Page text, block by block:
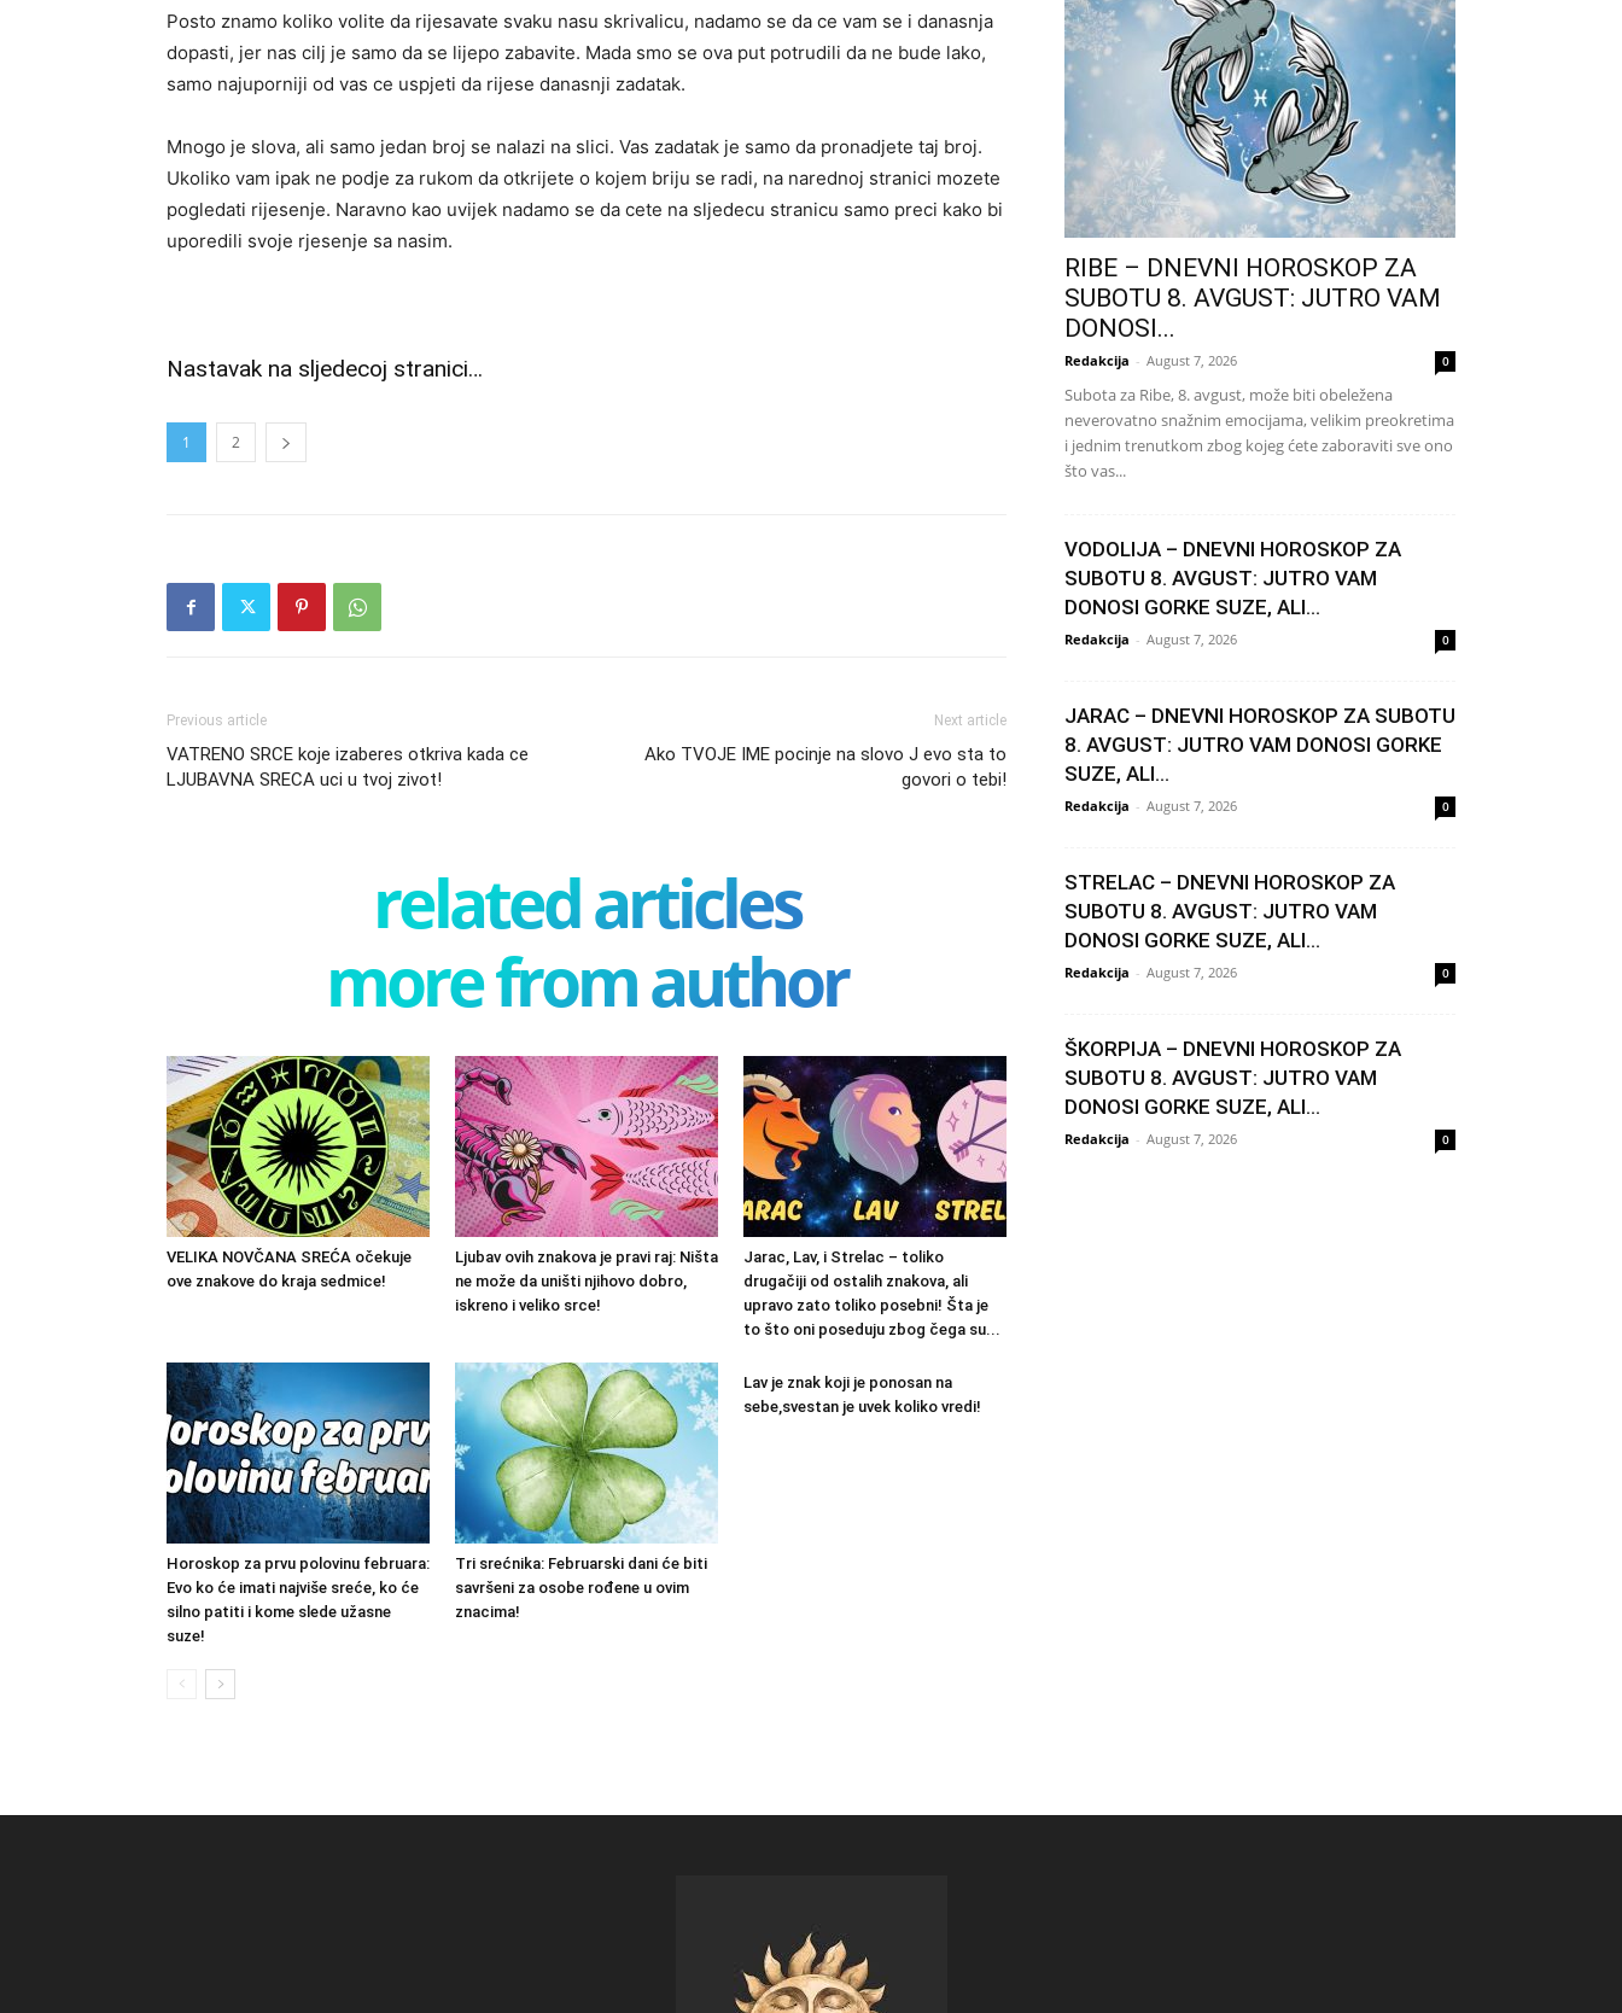
Posto znamo koliko volite da rijesavate svaku nasu skrivalicu, nadamo se da ce vam se i danasnja
dopasti, jer nas cilj je samo da se lijepo zabavite. Mada smo se ova put potrudili da ne bude lako,
samo najuporniji od vas ce uspjeti da rijese danasnji zadatak.
Mnogo je slova, ali samo jedan broj se nalazi na slici. Vas zadatak je samo da pronadjete taj broj.
Ukoliko vam ipak ne podje za rukom da otkrijete o kojem briju se radi, na narednoj stranici mozete
pogledati rijesenje. Naravno kao uvijek nadamo se da cete na sljedecu stranicu samo preci kako bi
uporedili svoje rjesenje sa nasim.
Nastavak na sljedecoj stranici…
1 2
Previous article
VATRENO SRCE koje izaberes otkriva kada ce
LJUBAVNA SRECA uci u tvoj zivot!
Next article
Ako TVOJE IME pocinje na slovo J evo sta to
govori o tebi!
related articles
more from author
VELIKA NOVČANA SREĆA očekuje
ove znakove do kraja sedmice!
Ljubav ovih znakova je pravi raj: Ništa
ne može da uništi njihovo dobro,
iskreno i veliko srce!
Jarac, Lav, i Strelac – toliko
drugačiji od ostalih znakova, ali
upravo zato toliko posebni! Šta je
to što oni poseduju zbog čega su...
Horoskop za prvu polovinu februara:
Evo ko će imati najviše sreće, ko će
silno patiti i kome slede užasne
suze!
Tri srećnika: Februarski dani će biti
savršeni za osobe rođene u ovim
znacima!
Lav je znak koji je ponosan na
sebe,svestan je uvek koliko vredi!
RIBE – DNEVNI HOROSKOP ZA
SUBOTU 8. AVGUST: JUTRO VAM
DONOSI...
Redakcija - August 7, 2026 0
Subota za Ribe, 8. avgust, može biti obeležena
neverovatno snažnim emocijama, velikim preokretima
i jednim trenutkom zbog kojeg ćete zaboraviti sve ono
što vas...
VODOLIJA – DNEVNI HOROSKOP ZA
SUBOTU 8. AVGUST: JUTRO VAM
DONOSI GORKE SUZE, ALI...
Redakcija - August 7, 2026 0
JARAC – DNEVNI HOROSKOP ZA SUBOTU
8. AVGUST: JUTRO VAM DONOSI GORKE
SUZE, ALI...
Redakcija - August 7, 2026 0
STRELAC – DNEVNI HOROSKOP ZA
SUBOTU 8. AVGUST: JUTRO VAM
DONOSI GORKE SUZE, ALI...
Redakcija - August 7, 2026 0
ŠKORPIJA – DNEVNI HOROSKOP ZA
SUBOTU 8. AVGUST: JUTRO VAM
DONOSI GORKE SUZE, ALI...
Redakcija - August 7, 2026 0